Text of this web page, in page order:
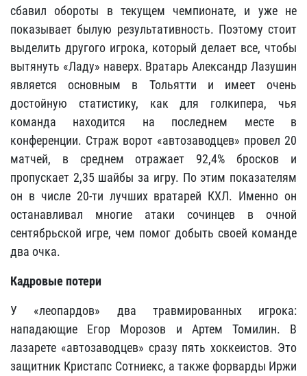
сбавил обороты в текущем чемпионате, и уже не
показывает былую результативность. Поэтому стоит
выделить другого игрока, который делает все, чтобы
вытянуть «Ладу» наверх. Вратарь Александр Лазушин
является основным в Тольятти и имеет очень
достойную статистику, как для голкипера, чья
команда находится на последнем месте в
конференции. Страж ворот «автозаводцев» провел 20
матчей, в среднем отражает 92,4% бросков и
пропускает 2,35 шайбы за игру. По этим показателям
он в числе 20-ти лучших вратарей КХЛ. Именно он
останавливал многие атаки сочинцев в очной
сентябрьской игре, чем помог добыть своей команде
два очка.
Кадровые потери
У «леопардов» два травмированных игрока:
нападающие Егор Морозов и Артем Томилин. В
лазарете «автозаводцев» сразу пять хоккеистов. Это
защитник Кристапс Сотниекс, а также форварды Иржи